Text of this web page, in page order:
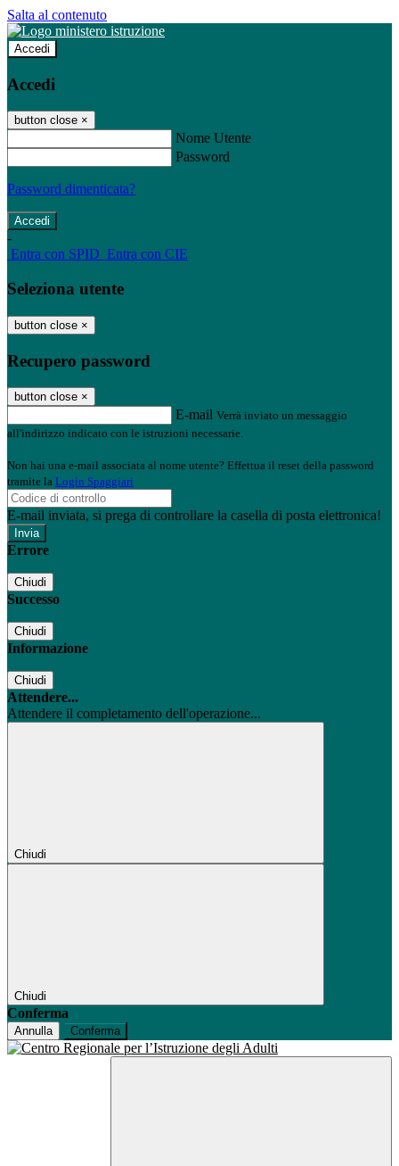
Salta al contenuto
Accedi
Accedi
button close ×
Nome Utente
Password
Password dimenticata?
-
Entra con SPID Entra con CIE
Seleziona utente
button close ×
Recupero password
button close ×
E-mail Verrà inviato un messaggio
all'indirizzo indicato con le istruzioni necessarie.
Non hai una e-mail associata al nome utente? Effettua il reset della password
tramite la Login Spaggiari
E-mail inviata, si prega di controllare la casella di posta elettronica!
Errore
Chiudi
Successo
Chiudi
Informazione
Chiudi
Attendere...
Attendere il completamento dell'operazione...
Chiudi
Chiudi
Conferma
Annulla Conferma